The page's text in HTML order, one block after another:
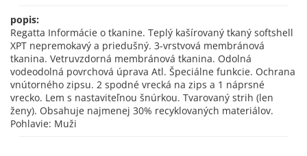
popis:
Regatta Informácie o tkanine. Teplý kašírovaný tkaný softshell
XPT nepremokavý a priedušný. 3-vrstvová membránová
tkanina. Vetruvzdorná membránová tkanina. Odolná
vodeodolná povrchová úprava Atl. Špeciálne funkcie. Ochrana
vnútorného zipsu. 2 spodné vrecká na zips a 1 náprsné
vrecko. Lem s nastaviteľnou šnúrkou. Tvarovaný strih (len
ženy). Obsahuje najmenej 30% recyklovaných materiálov.
Pohlavie: Muži